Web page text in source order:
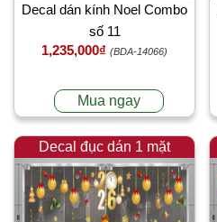
Decal dán kính Noel Combo
số 11
1,235,000₫ (BDA-14066)
Mua ngay
Decal đục dán 1 mặt